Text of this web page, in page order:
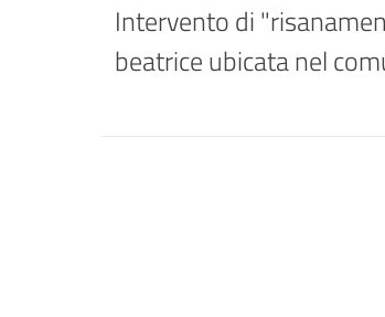
Intervento di
beatrice ubicata nel